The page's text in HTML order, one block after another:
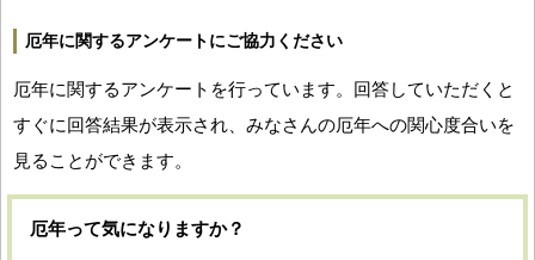
厄年に関するアンケートにご協力ください
厄年に関するアンケートを行っています。回答していただくと
すぐに回答結果が表示され、みなさんの厄年への関心度合いを
見ることができます。
厄年って気になりますか？